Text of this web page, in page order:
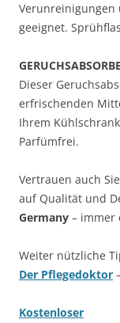
geeignet.
Dieser
erfrischenden
Ihrem
Parfümfrei.
Vertrauen auch
auf Qualität und
Germany – immer
Weiter nützliche
Der Pflegedoktor
Kostenloser